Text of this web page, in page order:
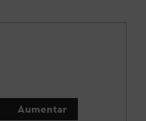
Aumentar